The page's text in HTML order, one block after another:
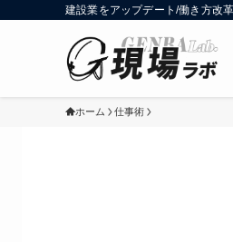
建設業をアップデート/働き方改
ホーム 仕事術